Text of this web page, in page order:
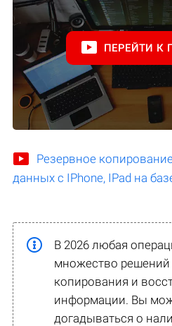
ПЕРЕЙТИ К
Резервное
данных с IPhone, IPad на
В 2026 любая
множество решений
копирования и
информации. Вы
догадываться о